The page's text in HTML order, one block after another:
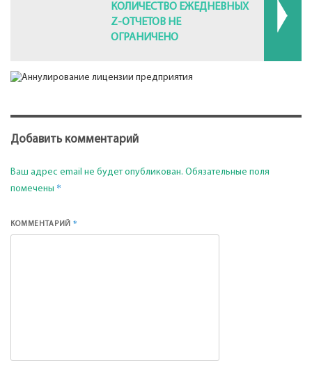
КОЛИЧЕСТВО ЕЖЕДНЕВНЫХ
Z-ОТЧЕТОВ НЕ
ОГРАНИЧЕНО
Добавить комментарий
Ваш адрес email не будет опубликован. Обязательные поля
помечены *
КОММЕНТАРИЙ*